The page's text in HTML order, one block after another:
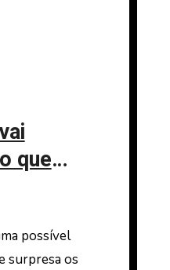
que
surpresa os